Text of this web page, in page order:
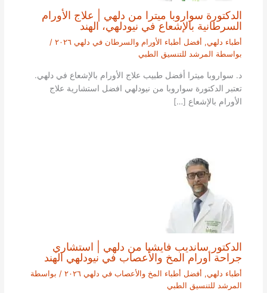
الدكتورة سواروبا ميترا من دلهي | علاج الأورام
السرطانية بالإشعاع في نيودلهي، الهند
أطباء دلهي, أفضل أطباء الأورام والسرطان في دلهي ٢٠٢٦
/
بواسطة المرشد للتنسيق الطبي
د. سواروبا ميترا أفضل طبيب علاج الأورام بالإشعاع في دلهي.
تعتبر الدكتورة سواروبا من نيودلهي افضل استشارية علاج
الأورام بالإشعاع […]
الدكتور سانديب فايشيا من دلهي | استشاري
جراحة أورام المخ والأعصاب في نيودلهي الهند
أطباء دلهي, أفضل أطباء المخ والأعصاب في دلهي ٢٠٢٦
/ بواسطة
المرشد للتنسيق الطبي